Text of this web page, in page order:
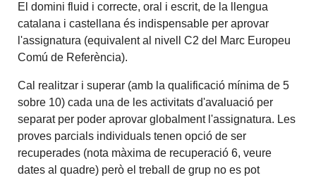
El domini fluid i correcte, oral i escrit, de la llengua
catalana i castellana és indispensable per aprovar
l'assignatura (equivalent al nivell C2 del Marc Europeu
Comú de Referència).
Cal realitzar i superar (amb la qualificació mínima de 5
sobre 10) cada una de les activitats d'avaluació per
separat per poder aprovar globalment l'assignatura. Les
proves parcials individuals tenen opció de ser
recuperades (nota màxima de recuperació 6, veure
dates al quadre) però el treball de grup no es pot